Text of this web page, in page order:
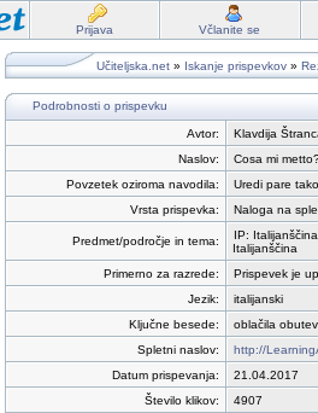
Prijava Včlanite se
Učiteljska.net » Iskanje prispevkov »
Podrobnosti o prispevku
Avtor:
Klavdija
Naslov:
Cosa mi
Povzetek oziroma navodila:
Uredi pare
Vrsta prispevka:
Naloga na
Predmet/področje in tema:
IP:
Italijanščina
Primerno za razrede:
Prispevek je
Jezik:
italijanski
Ključne besede:
oblačila
Spletni naslov:
http://
Datum prispevanja:
21.04.2017
Število klikov:
4907